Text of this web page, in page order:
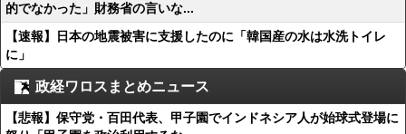
的でなかった」財務省の言いな...
【速報】日本の地震被害に支援したのに「韓国産の水は水洗トイレ
に」
政経ワロスまとめニュース
【悲報】保守党・百田代表、甲子園でインドネシア人が始球式登場に